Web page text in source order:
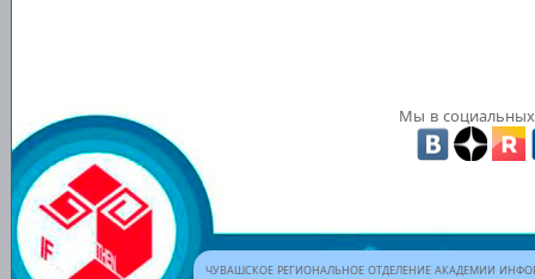
Мы в социальных
ЧУВАШСКОЕ РЕГИОНАЛЬНОЕ ОТДЕЛЕНИЕ АКАДЕМИИ